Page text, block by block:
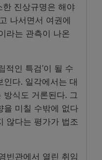
한 진상규명은 해야
나서면서 여권에
라는 관측이 나온
적인 특검’이 될 수
다. 일각에서는 대
방식도 거론된다. 그
을 미칠 수밖에 없다
않다는 평가가 법조
빈관에서 열린 취임